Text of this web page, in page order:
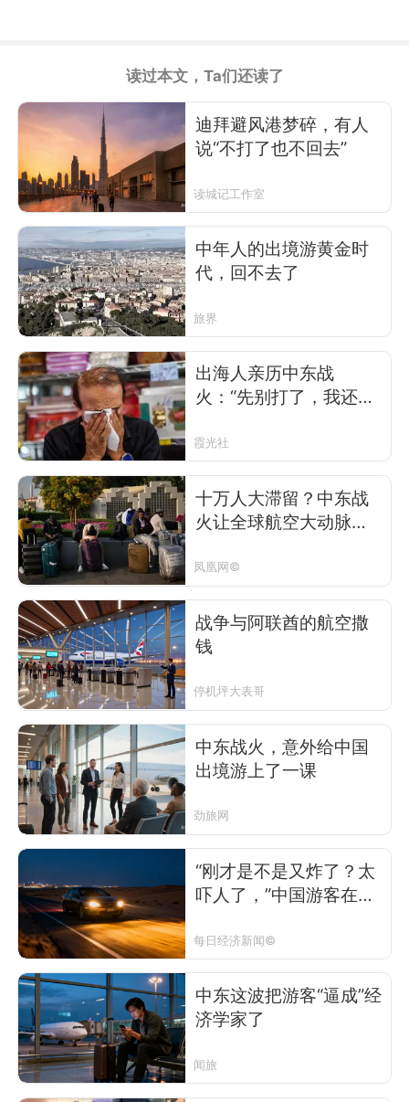
读过本文，Ta们还读了
迪拜避风港梦碎，有人
说“不打了也不回去”
读城记工作室
中年人的出境游黄金时
代，回不去了
旅界
出海人亲历中东战
火：“先别打了，我还有
霞光社
十万人大滞留？中东战
火让全球航空大动脉瘫
凤凰网©
战争与阿联酋的航空撒
钱
停机坪大表哥
中东战火，意外给中国
出境游上了一课
劲旅网
“刚才是不是又炸了？太
吓人了，”中国游客在导
人司机在沙漠公路上“生
命摆渡”，中东剧变，当
地中国企业还好吗？
每日经济新闻©
中东这波把游客“逼成”经
济学家了
闻旅